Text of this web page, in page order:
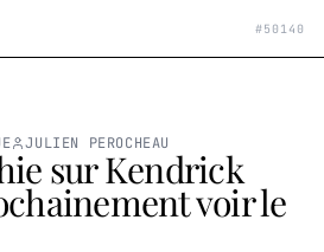
# 50140
JULIEN PEROCHEAU
sur Kendrick
voir le